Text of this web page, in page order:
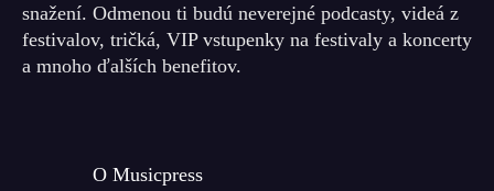
snažení. Odmenou ti budú neverejné podcasty, videá z
festivalov, tričká, VIP vstupenky na festivaly a koncerty
a mnoho ďalších benefitov.
O Musicpress